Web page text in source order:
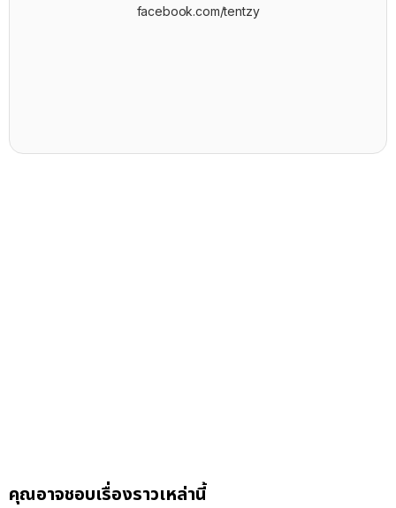
facebook.com/tentzy
คุณอาจชอบเรื่องราวเหล่านี้